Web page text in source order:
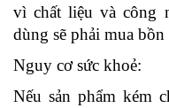
vì chất liệu và công
dùng sẽ phải mua
Nguy cơ sức khoẻ:
Nếu sản phẩm kém